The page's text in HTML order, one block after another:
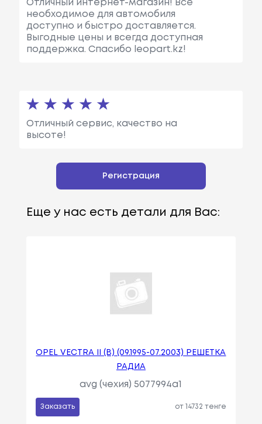
Отличный интернет-магазин! Всё
необходимое для автомобиля
доступно и быстро доставляется.
Выгодные цены и всегда доступная
поддержка. Спасибо leopart.kz!
Отличный сервис, качество на
высоте!
Регистрация
Еще у нас есть детали для Вас:
OPEL VECTRA II (B) (09.1995-07.2003) РЕШЕТКА
РАДИА
avg (чехия) 5077994a1
Заказать от 14732 тенге